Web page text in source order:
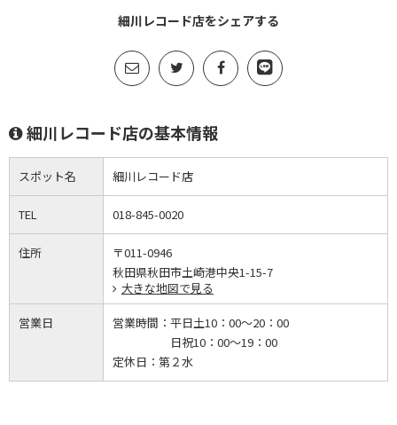
細川レコード店をシェアする
細川レコード店の基本情報
スポット名 細川レコード店
TEL 018-845-0020
住所
〒011-0946
秋田県秋田市土崎港中央1-15-7
大きな地図で見る
営業日 営業時間： 平日土10：00～20：00
日祝10：00～19：00
定休日： 第２水